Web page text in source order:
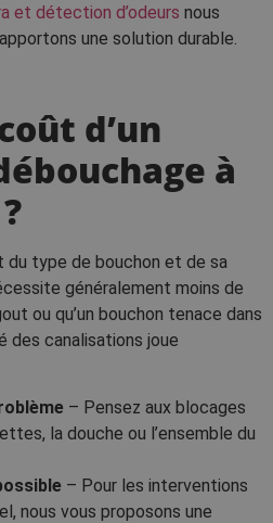
et détection d’odeurs nous
une solution durable.
d’un
à
type de bouchon et de sa
généralement moins de
ou qu’un bouchon tenace dans
des canalisations joue
– Pensez aux blocages
la douche ou l’ensemble du
– Pour les interventions
nous vous proposons une